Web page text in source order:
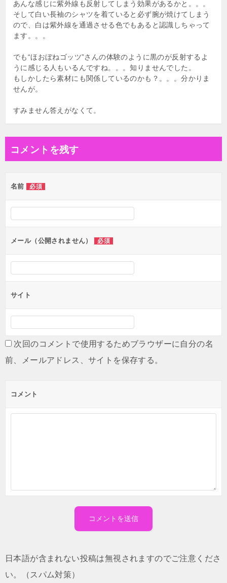
あんな感じに紫外線も反射してしまう効果があるかと。。。
そして白い長袖のシャツを着ていると必ず腕が焼けてしまう
ので、白は紫外線を通過させる色でもあると認識しちゃって
ます。。。
でも“ほおぼねゴッツ”さんの体験のように黒のが反射するよ
うに感じる人もいるんですね。。。知りませんでした。
もしかしたら素材にも関係しているのかも？。。。分かりま
せんが。
すみません答えがなくて。
コメントを残す
名前 必須
メール（公開されません） 必須
サイト
次回のコメントで使用するためブラウザーに自分の名
前、メールアドレス、サイトを保存する。
コメント
日本語が含まれない投稿は無視されますのでご注意くださ
い。（スパム対策）